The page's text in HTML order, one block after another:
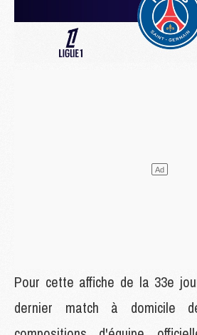
Pour cette affiche de la 33e
dernier match à domicile